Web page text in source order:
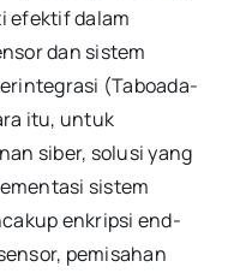
efektif dalam
dan sistem
(Taboada-
itu, untuk
siber, solusi yang
sistem
enkripsi end-
pemisahan